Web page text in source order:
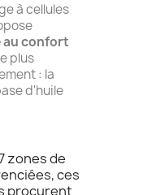
à cellules
au confort
plus
: la
d'huile
zones de
ces
procurent